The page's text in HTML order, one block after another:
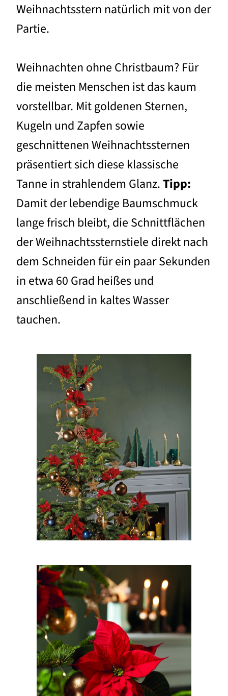
Weihnachtsstern natürlich mit von der
Partie.
Weihnachten ohne Christbaum? Für
die meisten Menschen ist das kaum
vorstellbar. Mit goldenen Sternen,
Kugeln und Zapfen sowie
geschnittenen Weihnachtssternen
präsentiert sich diese klassische
Tanne in strahlendem Glanz.Tipp:
Damit der lebendige Baumschmuck
lange frisch bleibt, die Schnittflächen
der Weihnachtssternstiele direkt nach
dem Schneiden für ein paar Sekunden
in etwa 60 Grad heißes und
anschließend in kaltes Wasser
tauchen.